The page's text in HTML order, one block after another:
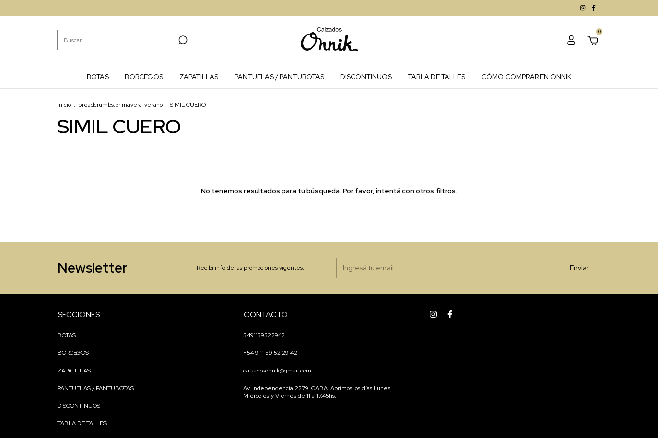
0
BOTAS BORCEGOS ZAPATILLAS PANTUFLAS / PANTUBOTAS DISCONTINUOS TABLA DE TALLES CÓMO COMPRAR EN ONNIK
Inicio . breadcrumbs.primavera-verano . SIMIL CUERO
SIMIL CUERO
No tenemos resultados para tu búsqueda. Por favor, intentá con otros filtros.
Newsletter Recibí info de las promociones vigentes.
SECCIONES
BOTAS
BORCEGOS
ZAPATILLAS
PANTUFLAS / PANTUBOTAS
DISCONTINUOS
TABLA DE TALLES
CONTACTO
5491159522942
+54 9 11 59 52 29 42
calzadosonnik@gmail.com
Av. Independencia 2279, CABA. Abrimos los días Lunes,
Miércoles y Viernes de 11 a 17.45hs.